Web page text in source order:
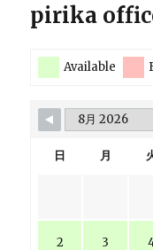
pirika
Available
日 月
2 3